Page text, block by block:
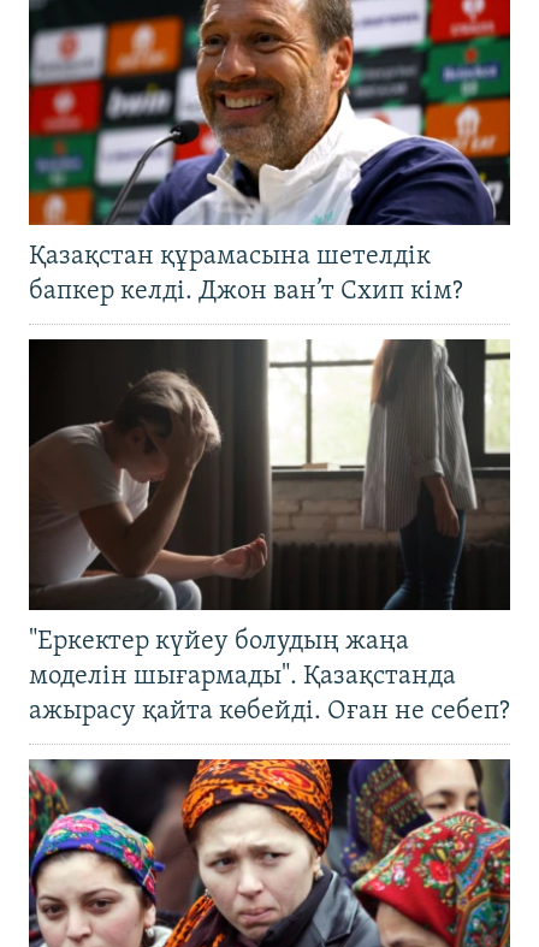
Қазақстан құрамасына шетелдік
бапкер келді. Джон ван’т Схип кім?
"Еркектер күйеу болудың жаңа
моделін шығармады". Қазақстанда
ажырасу қайта көбейді. Оған не себеп?